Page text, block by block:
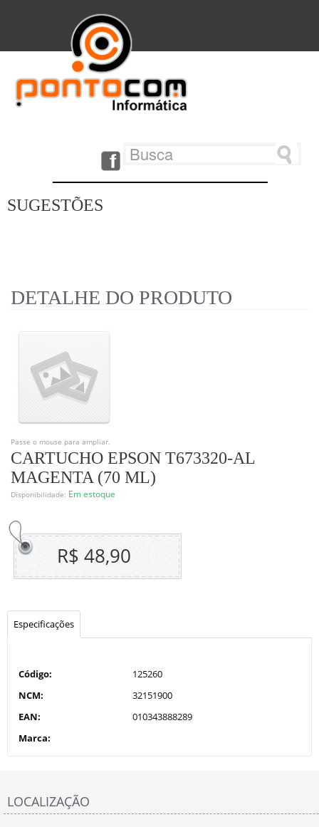
SUGESTÕES
DETALHE DO PRODUTO
Passe o mouse para ampliar.
CARTUCHO EPSON T673320-AL
MAGENTA (70 ML)
Disponibilidade: Em estoque
R$ 48,90
Especificações
Código:
125260
NCM:
32151900
EAN:
010343888289
Marca:
LOCALIZAÇÃO